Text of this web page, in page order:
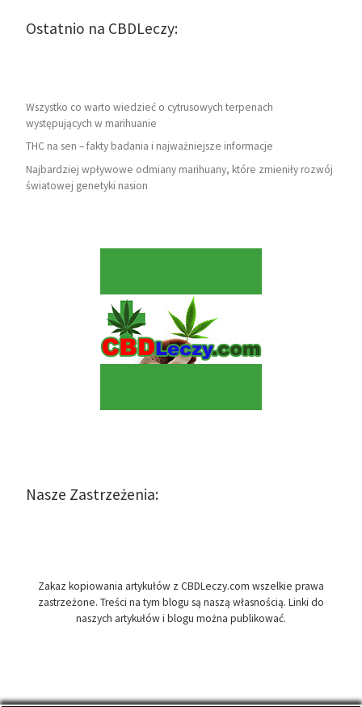
Ostatnio na CBDLeczy:
Wszystko co warto wiedzieć o cytrusowych terpenach
występujących w marihuanie
THC na sen – fakty badania i najważniejsze informacje
Najbardziej wpływowe odmiany marihuany, które zmieniły rozwój
światowej genetyki nasion
Nasze Zastrzeżenia:
Zakaz kopiowania artykułów z CBDLeczy.com wszelkie prawa
zastrzeżone. Treści na tym blogu są naszą własnością. Linki do
naszych artykułów i blogu można publikować.